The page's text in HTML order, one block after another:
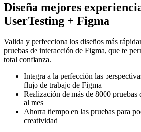
Diseña mejores
UserTesting + Figma
Valida y perfecciona los diseños más
pruebas de interacción de Figma, que te
total confianza.
Integra a la perfección las
flujo de trabajo de Figma
Realización de más de 8000 pruebas
al mes
Ahorra tiempo en las pruebas para
creatividad